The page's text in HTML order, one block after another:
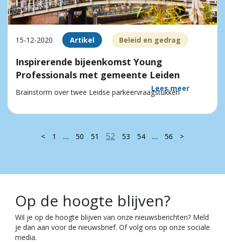
15-12-2020 Artikel Beleid en gedrag
Inspirerende bijeenkomst Young
Professionals met gemeente Leiden
Brainstorm over twee Leidse parkeervraagstukken
Lees meer
< 1 … 50 51 52 53 54 … 56 >
Op de hoogte blijven?
Wil je op de hoogte blijven van onze nieuwsberichten? Meld
je dan aan voor de nieuwsbrief. Of volg ons op onze sociale
media.